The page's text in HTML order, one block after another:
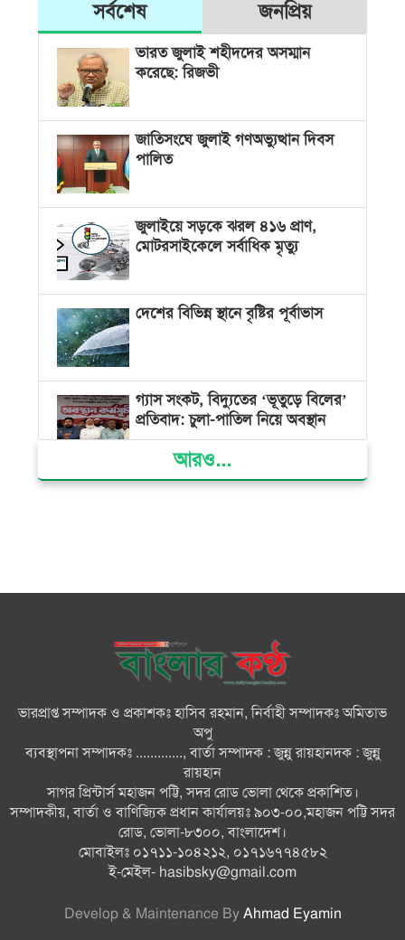
সর্বশেষ জনপ্রিয়
ভারত জুলাই শহীদদের অসম্মান
করেছে: রিজভী
জাতিসংঘে জুলাই গণঅভ্যুত্থান দিবস
পালিত
জুলাইয়ে সড়কে ঝরল ৪১৬ প্রাণ,
মোটরসাইকেলে সর্বাধিক মৃত্যু
দেশের বিভিন্ন স্থানে বৃষ্টির পূর্বাভাস
গ্যাস সংকট, বিদ্যুতের ‘ভূতুড়ে বিলের’
প্রতিবাদ: চুলা-পাতিল নিয়ে অবস্থান
ক্ষমতার কেন্দ্র গণভবন থেকে রক্তাক্ত
ভোলায় ১১ দলীয় জোটের বিক্ষোভ
সমাবেশ ও গণমিছিল
বোরহানউদ্দিনে কিশোরীকে সংঘবদ্ধ
ধর্ষণ ও ভিডিও ধারণ ও ছড়িয়ে
দেওয়ার অভিযোগ তিন জন গ্রেপ্তার,
থানায় মামলা
ভোলায় নানা আয়োজনে জুলাই
গণঅভ্যুত্থান দিবস পালন
আরও...
ভারপ্রাপ্ত সম্পাদক ও প্রকাশকঃ হাসিব রহমান, নির্বাহী সম্পাদকঃ অমিতাভ
অপু
ব্যবস্থাপনা সম্পাদকঃ ............., বার্তা সম্পাদক : জুন্নু রায়হানদক : জুন্নু
রায়হান
সাগর প্রিন্টার্স মহাজন পট্টি, সদর রোড ভোলা থেকে প্রকাশিত।
সম্পাদকীয়, বার্তা ও বাণিজ্যিক প্রধান কার্যালয়ঃ ৯০৩-০০,মহাজন পট্টি সদর
রোড, ভোলা-৮৩০০, বাংলাদেশ।
মোবাইলঃ ০১৭১১-১০৪২১২, ০১৭১৬৭৭৪৫৮২
ই-মেইল- hasibsky@gmail.com
Develop & Maintenance By Ahmad Eyamin